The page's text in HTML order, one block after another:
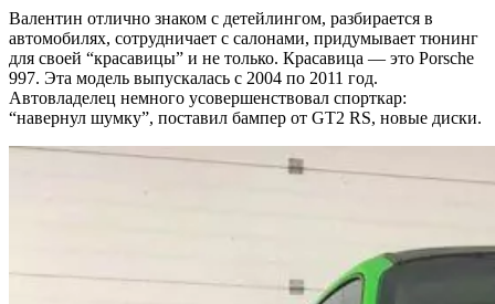
Валентин отлично знаком с детейлингом, разбирается в
автомобилях, сотрудничает с салонами, придумывает тюнинг
для своей “красавицы” и не только. Красавица — это Porsche
997. Эта модель выпускалась с 2004 по 2011 год.
Автовладелец немного усовершенствовал спорткар:
“навернул шумку”, поставил бампер от GT2 RS, новые диски.